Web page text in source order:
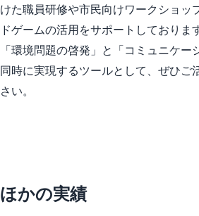
けた職員研修や市民向けワークショッ
ドゲームの活用をサポートしております
「環境問題の啓発」と「コミュニケー
同時に実現するツールとして、ぜひご
さい。
ほかの実績